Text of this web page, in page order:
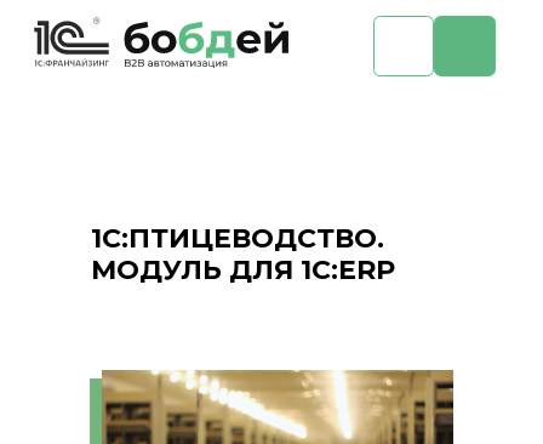
1С:ПТИЦЕВОДСТВО.
МОДУЛЬ ДЛЯ 1С:ERP